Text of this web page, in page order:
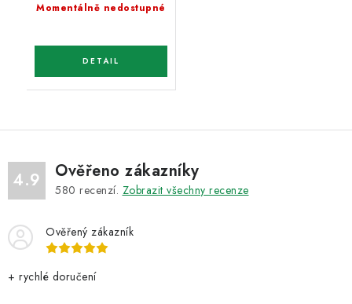
Momentálně nedostupné
4.9 Ověřeno zákazníky
580 recenzí. Zobrazit všechny recenze
Ověřený zákazník
+ rychlé doručení